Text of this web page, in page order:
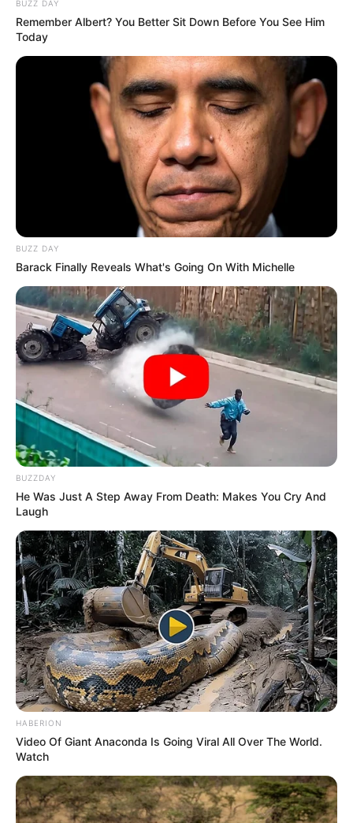
Szerző
More by Szerző
BUZZ DAY
Remember Albert? You Better Sit Down Before You See Him
Today
BUZZ DAY
Barack Finally Reveals What's Going On With Michelle
BUZZDAY
He Was Just A Step Away From Death: Makes You Cry And
Laugh
HABERION
Video Of Giant Anaconda Is Going Viral All Over The World.
Watch